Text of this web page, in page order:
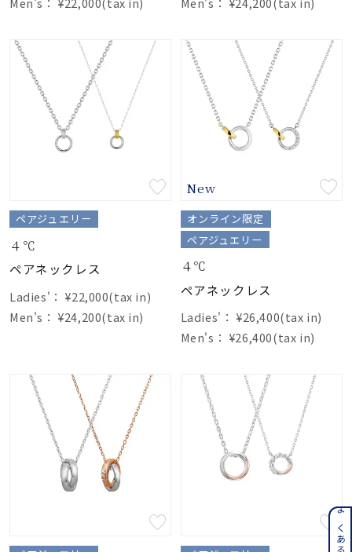
ペアジュエリー
４℃
ペアネックレス
Ladies'： ¥22,000(tax in)
Men's： ¥24,200(tax in)
New
オンライン限定
ペアジュエリー
４℃
ペアネックレス
Ladies'： ¥26,400(tax in)
Men's： ¥26,400(tax in)